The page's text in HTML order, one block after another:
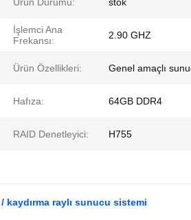
İşlemci Ana
Frekansı:
2.90 GHZ
Ürün Özellikleri: Genel amaçlı
Hafıza: 64GB DDR4
RAID Denetleyici: H755
kaydırma raylı sunucu sistemi